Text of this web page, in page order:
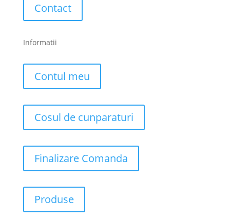
Contact
Informatii
Contul meu
Cosul de cunparaturi
Finalizare Comanda
Produse